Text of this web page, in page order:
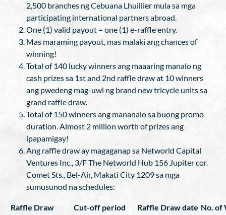
2,500 branches ng Cebuana Lhuillier mula sa mga
participating international partners abroad.
One (1) valid payout = one (1) e-raffle entry.
Mas maraming payout, mas malaki ang chances of
winning!
Total of 140 lucky winners ang maaaring manalo ng
cash prizes sa 1st and 2nd raffle draw at 10 winners
ang pwedeng mag-uwi ng brand new tricycle units sa
grand raffle draw.
Total of 150 winners ang mananalo sa buong promo
duration. Almost 2 million worth of prizes ang
ipapamigay!
Ang raffle draw ay magaganap sa Networld Capital
Ventures Inc., 3/F The Networld Hub 156 Jupiter cor.
Comet Sts., Bel-Air, Makati City 1209 sa mga
sumusunod na schedules:
Raffle Draw Cut-off period Raffle Draw date No. of